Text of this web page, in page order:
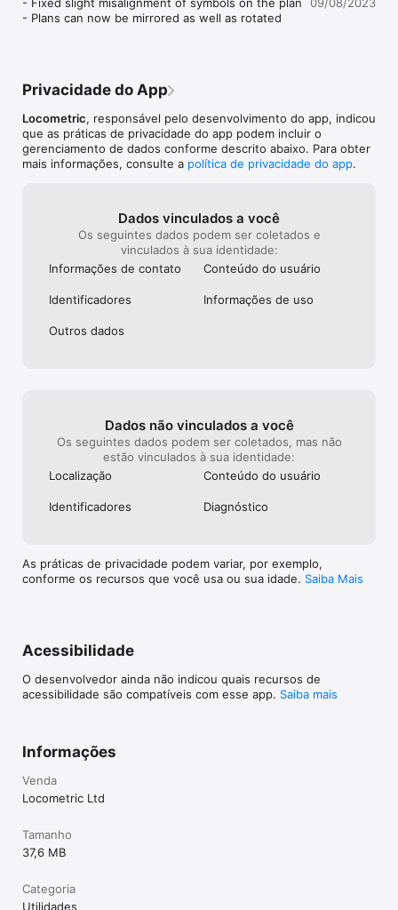
comprar a assinatura.
HUFFINGTON POST
"Troque sua medição com trena pelo ótimo aplicativo
RoomScan" — GIZMODO
Dúvidas ou comentários? Estamos aqui para ajudar:
service@locometric.com
http://locometric.com/privacy.html
https://www.locometric.com/terms-and-conditions
- Plans can now be mirrored as well as rotated
Privacidade do App
Locometric, responsável pelo desenvolvimento do app, indicou
que as práticas de privacidade do app podem incluir o
gerenciamento de dados conforme descrito abaixo. Para obter
mais informações, consulte a política de privacidade do app.
Dados vinculados a você
Os seguintes dados podem ser coletados e
vinculados à sua identidade:
Informações de contato
Conteúdo do usuário
Identificado­res Informações de uso
Outros dados
Dados não vinculados a você
Os seguintes dados podem ser coletados, mas não
estão vinculados à sua identidade:
Localização
Conteúdo do usuário
Identificado­res Diagnóstico
As práticas de privacidade podem variar, por exemplo,
conforme os recursos que você usa ou sua idade. Saiba Mais
Acessibilidade
O desenvolvedor ainda não indicou quais recursos de
acessibilidade são compatíveis com esse app. Saiba mais
Informações
Venda
Locometric Ltd
Tamanho
37,6 MB
Categoria
Utilidades